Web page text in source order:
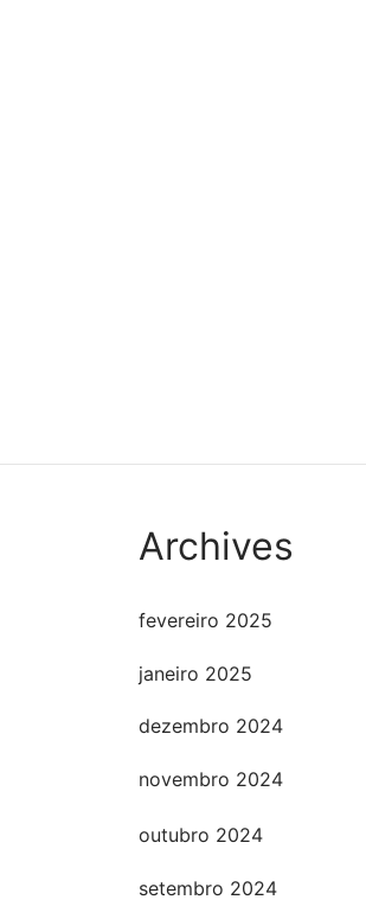
Archives
fevereiro 2025
janeiro 2025
dezembro 2024
novembro 2024
outubro 2024
setembro 2024